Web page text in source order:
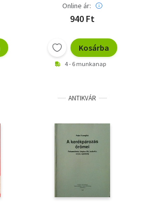
Online ár:
940 Ft
Kosárba
4 - 6 munkanap
ANTIKVÁR